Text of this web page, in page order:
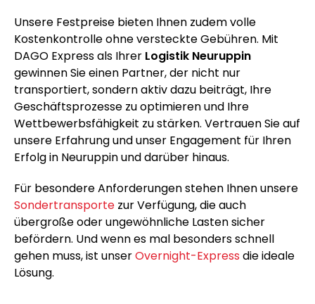
Unsere Festpreise bieten Ihnen zudem volle
Kostenkontrolle ohne versteckte Gebühren. Mit
DAGO Express als Ihrer Logistik Neuruppin
gewinnen Sie einen Partner, der nicht nur
transportiert, sondern aktiv dazu beiträgt, Ihre
Geschäftsprozesse zu optimieren und Ihre
Wettbewerbsfähigkeit zu stärken. Vertrauen Sie auf
unsere Erfahrung und unser Engagement für Ihren
Erfolg in Neuruppin und darüber hinaus.
Für besondere Anforderungen stehen Ihnen unsere
Sondertransporte zur Verfügung, die auch
übergroße oder ungewöhnliche Lasten sicher
befördern. Und wenn es mal besonders schnell
gehen muss, ist unserOvernight-Express die ideale
Lösung.